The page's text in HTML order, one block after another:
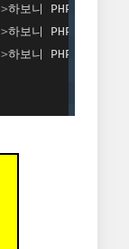
>하보니 PHP
>하보니 PHP
>하보니 PHP